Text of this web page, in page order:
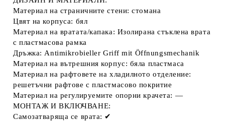
Материал на страничните стени: стомана
Цвят на корпуса: бял
Материал на вратата/капака: Изолирана стъклена врата
с пластмасова рамка
Дръжка: Antimikrobieller Griff mit Öffnungsmechanik
Материал на вътрешния корпус: бяла пластмаса
Материал на рафтовете на хладилното отделение:
решетъчни рафтове с пластмасово покритие
Материал на регулируемите опорни крачета: —
МОНТАЖ И ВКЛЮЧВАНЕ:
Самозатваряща се врата: ✔